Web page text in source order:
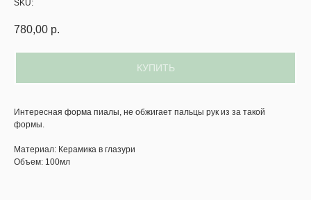
SKU:
780,00 р.
КУПИТЬ
Интересная форма пиалы, не обжигает пальцы рук из за такой
формы.
Материал: Керамика в глазури
Объем: 100мл